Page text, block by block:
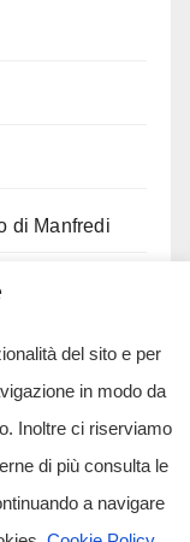
di Manfredi
per il
del sito e per
in modo da
Inoltre ci riserviamo
di più consulta le
a navigare